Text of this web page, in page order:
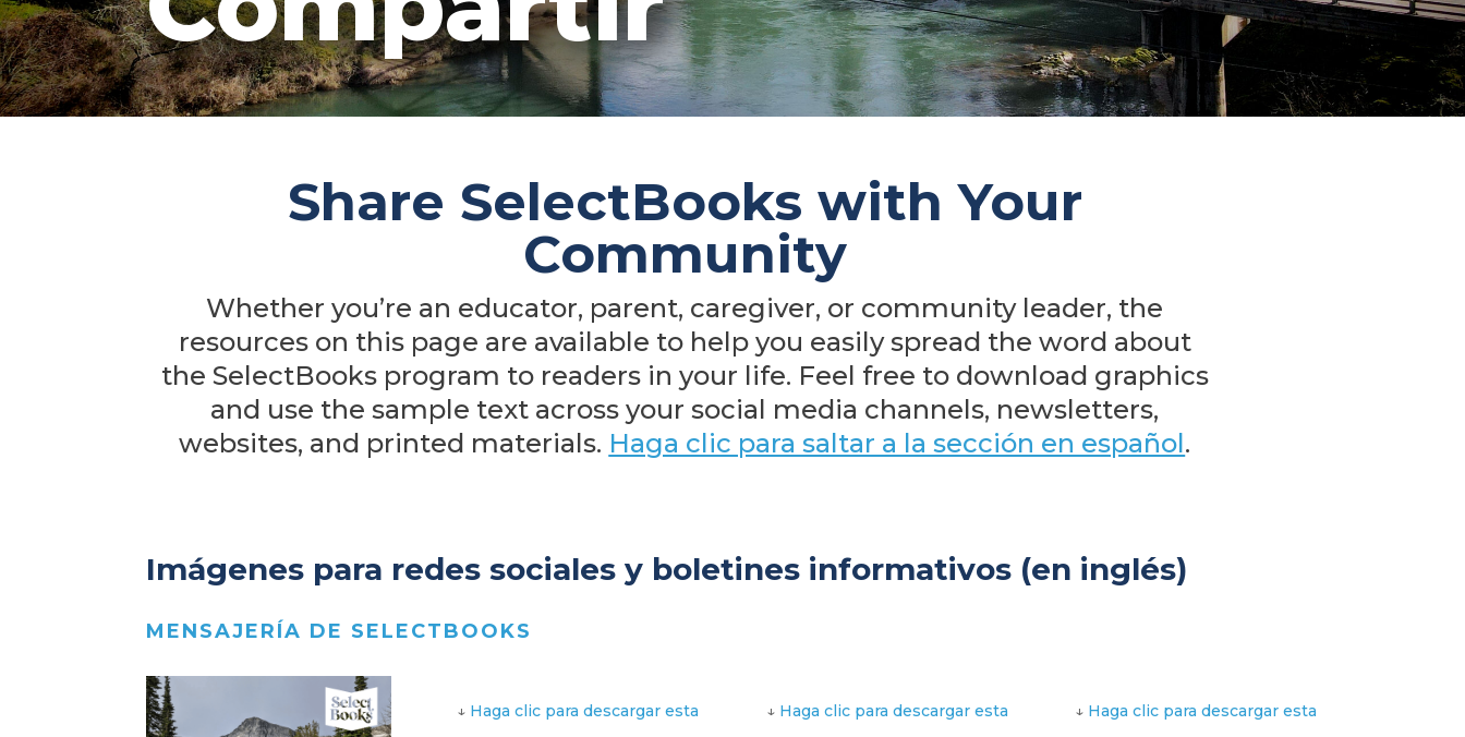
Share SelectBooks with Your
Community
Whether you’re an educator, parent, caregiver, or community leader, the
resources on this page are available to help you easily spread the word about
the SelectBooks program to readers in your life. Feel free to download graphics
and use the sample text across your social media channels, newsletters,
websites, and printed materials. Haga clic para saltar a la sección en español.
Imágenes para redes sociales y boletines informativos (en inglés)
MENSAJERÍA DE SELECTBOOKS
↓ Haga clic para descargar esta
↓ Haga clic para descargar esta
↓ Haga clic para descargar esta